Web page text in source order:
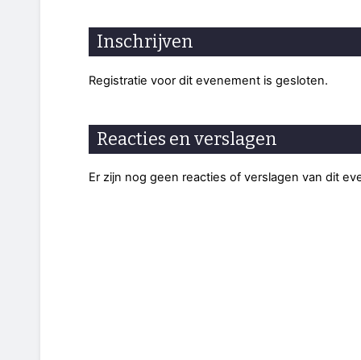
Inschrijven
Registratie voor dit evenement is gesloten.
Reacties en verslagen
Er zijn nog geen reacties of verslagen van dit